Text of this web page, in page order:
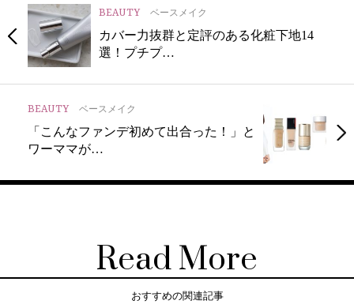
BEAUTY ベースメイク
カバー力抜群と定評のある化粧下地14
選！プチプ…
BEAUTY ベースメイク
「こんなファンデ初めて出合った！」と
ワーママが…
Read More
おすすめの関連記事